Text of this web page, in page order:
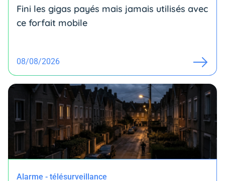
Fini les gigas payés mais jamais utilisés avec
ce forfait mobile
08/08/2026
Alarme - télésurveillance